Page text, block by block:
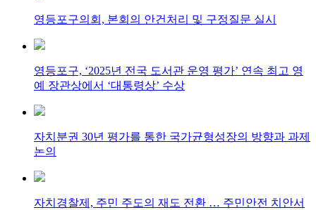
영등포구의회, 본회의 안건처리 및 구정질문 실시
영등포구, ‘2025년 전국 도서관 운영 평가’ 연속 최고 영
예 장관상에서 ‘대통령상’ 수상
자치분권 30년 평가를 통한 국가균형성장의 방향과 과제
논의
자치경찰제, 주민 주도의 재도 전환 … 주민안전 치안서